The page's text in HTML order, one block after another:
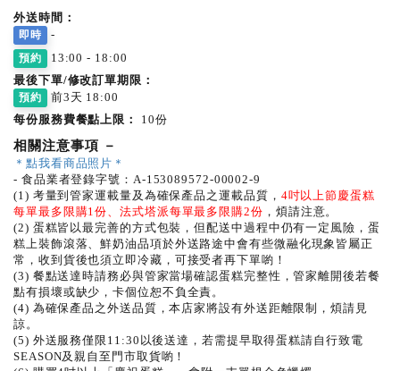
外送時間：
即時 -
預約
13:00 - 18:00
最後下單/修改訂單期限：
預約
前3天 18:00
每份服務費餐點上限： 10份
相關注意事項 －
＊點我看商品照片＊
- 食品業者登錄字號：A-153089572-00002-9
(1) 考量到管家運載量及為確保產品之運載品質， 4吋以上節慶蛋糕
每單最多限購1份、法式塔派每單最多限購2份 ，煩請注意。
(2) 蛋糕皆以最完善的方式包裝，但配送中過程中仍有一定風險，蛋
糕上裝飾滾落、鮮奶油品項於外送路途中會有些微融化現象皆屬正
常，收到貨後也須立即冷藏，可接受者再下單喲！
(3) 餐點送達時請務必與管家當場確認蛋糕完整性，管家離開後若餐
點有損壞或缺少，卡個位恕不負全責。
(4) 為確保產品之外送品質，本店家將設有外送距離限制，煩請見
諒。
(5) 外送服務僅限11:30以後送達，若需提早取得蛋糕請自行致電
SEASON及親自至門市取貨喲！